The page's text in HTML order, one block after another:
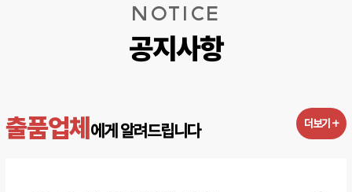
NOTICE
공지사항
출품업체 에게 알려드립니다 더보기 +